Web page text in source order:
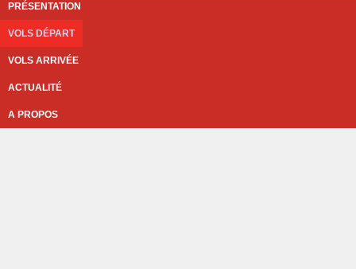
PRÉSENTATION
VOLS DÉPART
VOLS ARRIVÉE
ACTUALITÉ
A PROPOS